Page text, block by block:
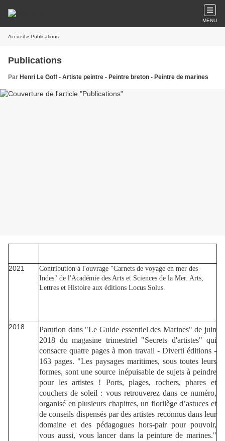
MENU
Accueil » Publications
Publications
Par Henri Le Goff - Artiste peintre - Peintre breton - Peintre de marines
2021
Contribution à l'ouvrage "Carnets de voyage en mer des
Indes" de l'Académie des Arts et Sciences de la Mer. Arts,
Lettres et Histoire aux éditions Locus Solus.
2018
Parution dans "Le Guide essentiel des Marines" de juin
2018 du magasine trimestriel "Secrets d'artistes" qui
consacre quatre pages à mon travail - Diverti éditions -
163 pages. "Les paysages maritimes, sous toutes leurs
formes, sont une source inépuisable de sujets à peindre
pour les artistes ! Ports, plages, rochers, phares et
couchers de soleil : vous retrouverez dans ce numéro,
organisé en plusieurs chapitres, un florilège d’astuces et
de conseils dispensés par des artistes reconnus dans leur
domaine et des pédagogues hors-pair pour pouvoir,
vous aussi, vous lancer dans la peinture de marines."